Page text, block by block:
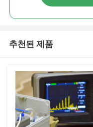
추천된 제품